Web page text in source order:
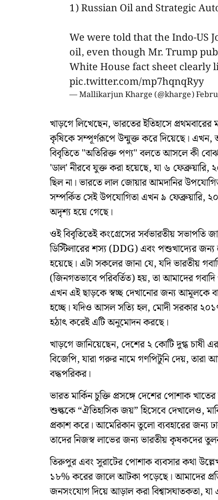
1) Russian Oil and Strategic
We were told that the Indo-US
oil, even though Mr. Trump
White House fact sheet clearly
pic.twitter.com/mp7hqnqRyy
— Mallikarjun Kharge (@kharge)
খাড়গে লিখেছেন, ভারতের ইতিহাসে
কৃষিকে সম্পূর্ণরূপে উন্মুক্ত করে দিয়েছে। এখন,
বিবৃতিতে "অতিরিক্ত পণ্য" বলতে আসলে কী
'ডাল' নীরবে যুক্ত করা হয়েছে, যা ৬ ফেব্রুয়ারি,
ছিল না। ভারতে লাল জোয়ার আমদানির
সম্পর্কিত সেই উপযোগিতা এখন ৯ ফেব্রুয়ারি,
অদৃশ্য হয়ে গেছে।
ওই বিবৃতিতেই কংগ্রেসের সর্বভারতীয় সভাপতি
ডিস্টিলারের শস্য (DDG) এবং পশুখাদ্যের
হয়েছে। এটা সকলের জানা যে, যদি ভারতীয়
(জিনগতভাবে পরিবর্তিত) হয়, তা আমাদের
এখন এই ছাড়কে স্বচ্ছ দেখানোর জন্য আমূলকে
হচ্ছে। যদিও আসল সত্যি হল, মোদী সরকার
হঠাৎ করেই এটি অনুমোদন করছে।
খাড়গে জানিয়েছেন, দেশের ২ কোটি দুগ্ধ
বিজেপি, যারা গরুর নামে গণপিটুনি দেয়,
বদ্ধপরিকর।
ভারত মার্কিন চুক্তি প্রসঙ্গে দেশের পোশাক
শুল্ককে “ঐতিহাসিক জয়” হিসেবে দেখালেও,
প্রকাশ করে। আমেরিকান তুলো ব্যবহারের জন্য
তাদের নিজস্ব লাভের জন্য ভারতীয় কৃষকদের
তিরুপুর এবং সুরাটের পোশাক ব্যবসার কথা
১৮% করের জালে আটকা পড়েছে। আমাদের
জনসংযোগ দিয়ে আড়াল করা বিশ্বাসঘাতকতা,